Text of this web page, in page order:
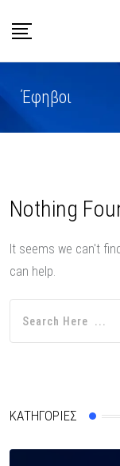
Έφηβοι
Nothing
It seems we can't
can help.
ΚΑΤΗΓΟΡΙΕΣ